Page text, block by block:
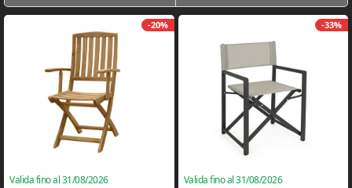
-20%
Valida fino al 31/08/2026
-33%
Valida fino al 31/08/2026